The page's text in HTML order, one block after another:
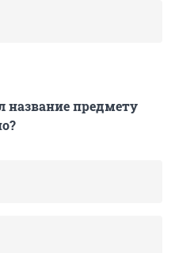
название предмету